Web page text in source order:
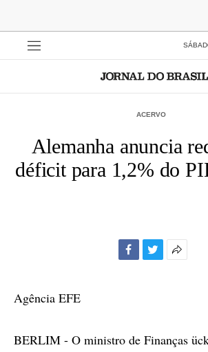
ACERVO
Alemanha anuncia
déficit para 1,2% do
Agência EFE
BERLIM - O ministro de Finanças